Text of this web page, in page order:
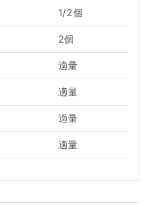
1/2個
2個
適量
適量
適量
適量